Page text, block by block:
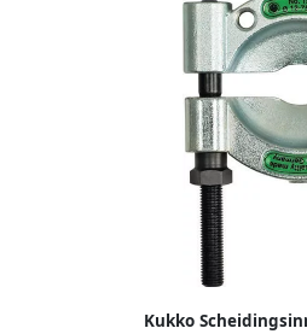
Kukko